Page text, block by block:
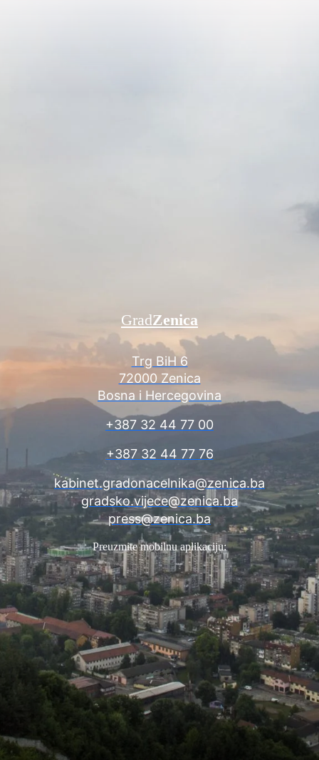
Trg BiH 6
72000 Zenica
Bosna i Hercegovina
+387 32 44 77 00
+387 32 44 77 76
kabinet.gradonacelnika@zenica.ba
gradsko.vijece@zenica.ba
press@zenica.ba
GradZenica
Preuzmite mobilnu aplikaciju: